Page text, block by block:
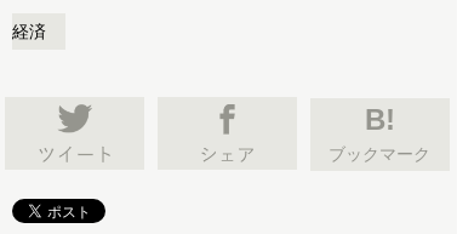
経済
B!
ブックマーク